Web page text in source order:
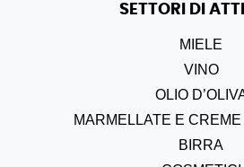
SETTORI DI
MIELE
VINO
OLIO D’
MARMELLATE E CREME
BIRRA